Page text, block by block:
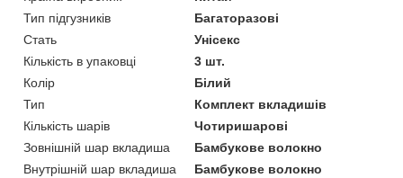
Тип підгузників
Багаторазові
Стать
Унісекс
Кількість в упаковці
3 шт.
Колір
Білий
Тип
Комплект вкладишів
Кількість шарів
Чотиришарові
Зовнішній шар вкладиша
Бамбукове волокно
Внутрішній шар вкладиша
Бамбукове волокно